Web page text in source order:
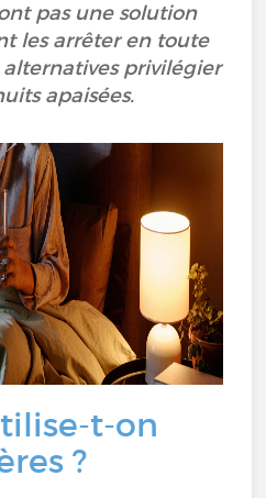
pas une solution
les arrêter en toute
privilégier
apaisées.
t-on
?